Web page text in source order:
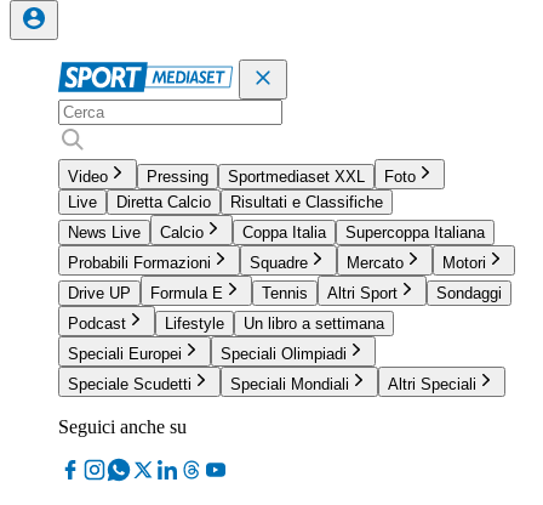
Video Pressing Sportmediaset XXL
Foto
Live
Diretta Calcio
Risultati e Classifiche
News Live
Calcio Coppa Italia
Supercoppa Italiana
Probabili Formazioni
Squadre Mercato
Motori
Drive UP
Formula E Tennis Altri Sport
Sondaggi
Podcast
Lifestyle
Un libro a settimana
Speciali Europei
Speciali Olimpiadi
Speciale Scudetti
Speciali Mondiali Altri Speciali
Seguici anche su